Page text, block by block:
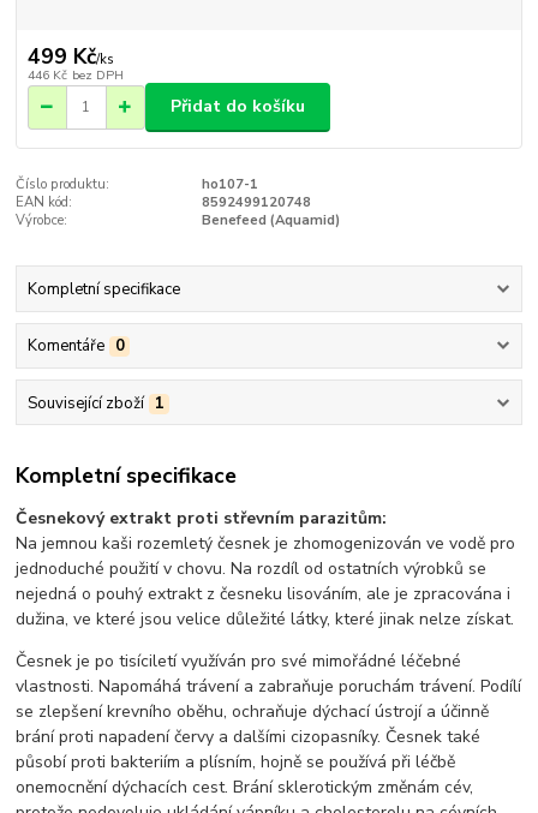
499 Kč/ks
446 Kč bez DPH
Přidat do košíku
Číslo produktu:
ho107-1
EAN kód:
8592499120748
Výrobce:
Benefeed (Aquamid)
Kompletní specifikace
Komentáře 0
Související zboží 1
Kompletní specifikace
Česnekový extrakt proti střevním parazitům:
Na jemnou kaši rozemletý česnek je zhomogenizován ve vodě pro
jednoduché použití v chovu. Na rozdíl od ostatních výrobků se
nejedná o pouhý extrakt z česneku lisováním, ale je zpracována i
dužina, ve které jsou velice důležité látky, které jinak nelze získat.
Česnek je po tisíciletí využíván pro své mimořádné léčebné
vlastnosti. Napomáhá trávení a zabraňuje poruchám trávení. Podílí
se zlepšení krevního oběhu, ochraňuje dýchací ústrojí a účinně
brání proti napadení červy a dalšími cizopasníky. Česnek také
působí proti bakteriím a plísním, hojně se používá při léčbě
onemocnění dýchacích cest. Brání sklerotickým změnám cév,